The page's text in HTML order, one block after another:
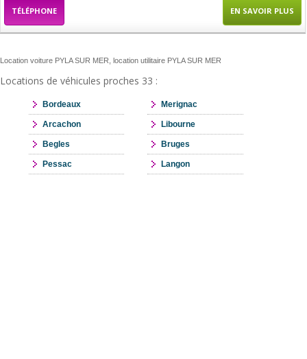
TÉLÉPHONE EN SAVOIR PLUS
Location voiture PYLA SUR MER, location utilitaire PYLA SUR MER
Locations de véhicules proches 33 :
Bordeaux Merignac
Arcachon Libourne
Begles Bruges
Pessac Langon